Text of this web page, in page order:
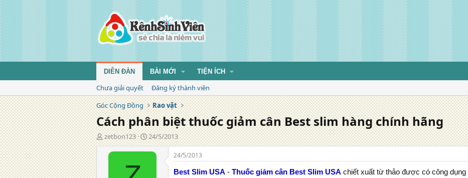
DIỄN ĐÀN BÀI MỚI TIỆN ÍCH
Chưa giải quyết
Đăng ký thành viên
Góc Cộng Đồng
Rao vặt
Cách phân biệt thuốc giảm cân Best slim hàng chính hãng
T
á
zetbon123
N
g
à
24/5/2013
24/5/2013
Best Slim USA - Thuốc giảm cân Best Slim USA chiết xuất từ thảo được có công dụng